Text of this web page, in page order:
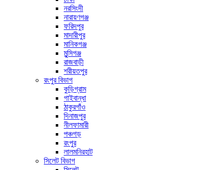
নরসিংদী
নারায়ণগঞ্জ
ফরিদপুর
মাদারীপুর
মানিকগঞ্জ
মুন্সিগঞ্জ
রাজবাড়ী
শরীয়তপুর
রংপুর বিভাগ
কুড়িগ্রাম
গাইবান্ধা
ঠাকুরগাঁও
দিনাজপুর
নীলফামারী
পঞ্চগড়
রংপুর
লালমনিরহাট
সিলেট বিভাগ